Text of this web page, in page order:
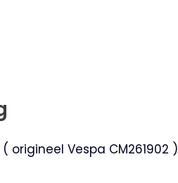
Vespa CM261902 )